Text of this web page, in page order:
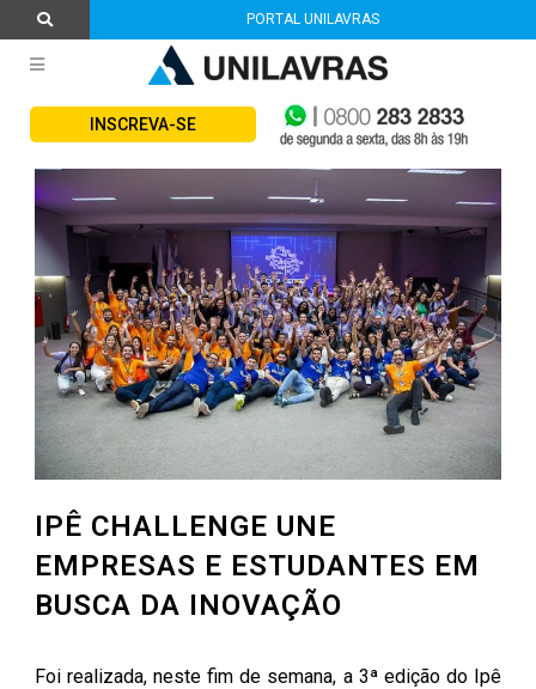
PORTAL UNILAVRAS
INSCREVA-SE
IPÊ CHALLENGE UNE
EMPRESAS E ESTUDANTES EM
BUSCA DA INOVAÇÃO
Foi realizada, neste fim de semana, a 3ª edição do Ipê